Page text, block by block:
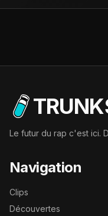
Le futur du rap c'est ici.
Navigation
Clips
Découvertes